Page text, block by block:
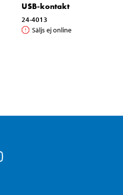
USB-kontakt
24-4013
Säljs ej online